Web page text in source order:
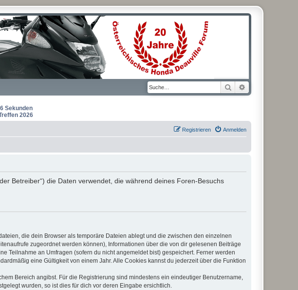
Suche
Sekunden
2026
Anmelden
Registrieren
Betreiber“) die Daten verwendet, die während deines Foren-Besuchs
die dein Browser als temporäre Dateien ablegt und die zwischen den einzelnen
zugeordnet werden können), Informationen über die von dir gelesenen Beiträge
Teilnahme an Umfragen (sofern du nicht angemeldet bist) gespeichert. Ferner werden
eine Gültigkeit von einem Jahr. Alle Cookies kannst du jederzeit über die Funktion
Bereich angibst. Für die Registrierung sind mindestens ein eindeutiger Benutzername,
wurden, so ist dies für dich vor deren Eingabe ersichtlich.